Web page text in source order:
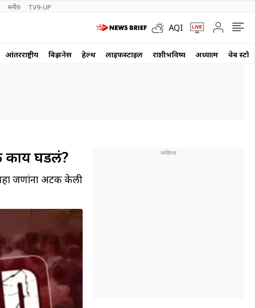
मनी9 TV9-UP
AQI
आंतरराष्ट्रीय बिझनेस हेल्थ लाईफस्टाईल राशीभविष्य अध्यात्म वेब
काय घडलं?
सहा जणांना अटक केली